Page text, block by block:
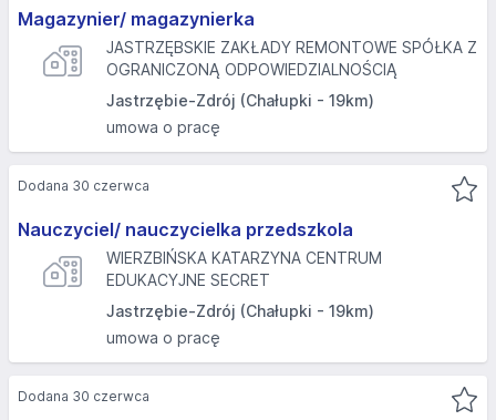
Magazynier/ magazynierka
JASTRZĘBSKIE ZAKŁADY REMONTOWE SPÓŁKA Z
OGRANICZONĄ ODPOWIEDZIALNOŚCIĄ
Jastrzębie-Zdrój (Chałupki - 19km)
umowa o pracę
Nauczyciel/ nauczycielka przedszkola
WIERZBIŃSKA KATARZYNA CENTRUM
EDUKACYJNE SECRET
Jastrzębie-Zdrój (Chałupki - 19km)
umowa o pracę
Dodana 30 czerwca
Dodana 30 czerwca